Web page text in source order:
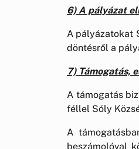
6) A pályázat
A pályázatokat
döntésről a
7) Támogatás,
A támogatás
féllel Sóly
A
beszámolóval